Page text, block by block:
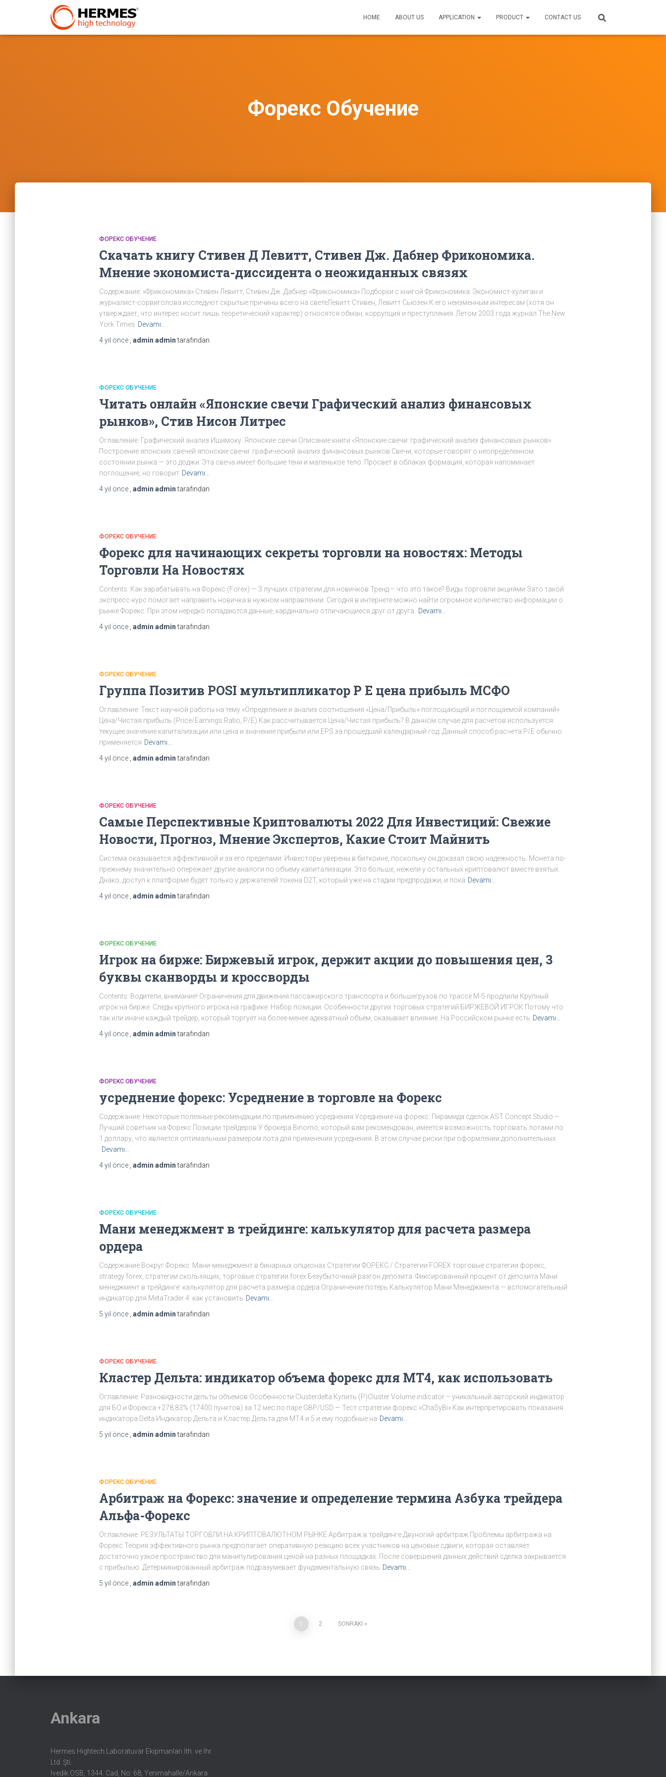
HOME ABOUT US APPLICATION PRODUCT CONTACT US
Форекс Обучение
ФОРЕКС ОБУЧЕНИЕ
Скачать книгу Стивен Д Левитт, Стивен Дж. Дабнер Фрикономика.
Мнение экономиста-диссидента о неожиданных связях
Содержание: «Фрикономика» Стивен Левитт, Стивен Дж. Дабнер «Фрикономика» Подборки с книгой Фрикономика: Экономист-хулиган и
журналист-сорвиголова исследуют скрытые причины всего на светеЛевитт Стивен, Левитт Cьюзен К его неизменным интересам (хотя он
утверждает, что интерес носит лишь теоретический характер) относятся обман, коррупция и преступления. Летом 2003 года журнал The New
York Times Devamı…
4 yıl önce admin admintarafından
ФОРЕКС ОБУЧЕНИЕ
Читать онлайн «Японские свечи Графический анализ финансовых
рынков», Стив Нисон Литрес
Оглавление: Графический анализ Ишимоку. Японские свечи Описание книги «Японские свечи: графический анализ финансовых рынков»
Построение японских свечей японские свечи: графический анализ финансовых рынков Свечи, которые говорят о неопределенном
состоянии рынка — это доджи. Эта свеча имеет большие тени и маленькое тело. Просвет в облаках формация, которая напоминает
поглощение, но говорит Devamı…
4 yıl önce admin admintarafından
ФОРЕКС ОБУЧЕНИЕ
Форекс для начинающих секреты торговли на новостях: Методы
Торговли На Новостях
Contents: Как зарабатывать на Форекс (Forex) — 3 лучших стратегии для новичков Тренд – что это такое? Виды торговли акциями Зато такой
экспресс-курс помогает направить новичка в нужном направлении. Сегодня в интернете можно найти огромное количество информации о
рынке Форекс. При этом нередко попадаются данные, кардинально отличающиеся друг от друга.
Devamı…
4 yıl önce admin admintarafından
ФОРЕКС ОБУЧЕНИЕ
Группа Позитив POSI мультипликатор P E цена прибыль МСФО
Оглавление: Текст научной работы на тему «Определение и анализ соотношения «Цена/Прибыль» поглощающей и поглощаемой компаний»
Цена/Чистая прибыль (Price/Earnings Ratio, Р/Е) Как рассчитывается Цена/Чистая прибыль? В данном случае для расчетов используется
текущее значение капитализации или цена и значение прибыли или EPS за прошедший календарный год. Данный способ расчета P/E обычно
применяется Devamı…
4 yıl önce admin admintarafından
ФОРЕКС ОБУЧЕНИЕ
Самые Перспективные Криптовалюты 2022 Для Инвестиций: Свежие
Новости, Прогноз, Мнение Экспертов, Какие Стоит Майнить
Система оказывается эффективной и за его пределами. Инвесторы уверены в биткоине, поскольку он доказал свою надежность. Монета по-
прежнему значительно опережает другие аналоги по объему капитализации. Это больше, нежели у остальных криптовалют вместе взятых.
Днако, доступ к платформе будет только у держателей токена D2T, который уже на стадии предпродажи, и пока Devamı…
4 yıl önce admin admintarafından
ФОРЕКС ОБУЧЕНИЕ
Игрок на бирже: Биржевый игрок, держит акции до повышения цен, 3
буквы сканворды и кроссворды
Contents: Водители, внимание! Ограничения для движения пассажирского транспорта и большегрузов по трассе М-5 продлили Крупный
игрок на бирже. Следы крупного игрока на графике. Набор позиции. Особенности других торговых стратегий БИРЖЕВОЙ ИГРОК Потому что
так или иначе каждый трейдер, который торгует на более-менее адекватный объем, оказывает влияние. На Российском рынке есть Devamı…
4 yıl önce admin admintarafından
ФОРЕКС ОБУЧЕНИЕ
усреднение форекс: Усреднение в торговле на Форекс
Содержание: Некоторые полезные рекомендации по применению усреднения Усреднение на форекс. Пирамида сделок AST Concept Studio –
Лучший советник на Форекс Позиции трейдеров У брокера Binomo, который вам рекомендован, имеется возможность торговать лотами по
1 доллару, что является оптимальным размером лота для применения усреднения. В этом случае риски при оформлении дополнительных
Devamı…
4 yıl önce admin admintarafından
ФОРЕКС ОБУЧЕНИЕ
Мани менеджмент в трейдинге: калькулятор для расчета размера
ордера
Содержание Вокруг Форекс: Мани-менеджмент в бинарных опционах Стратегии ФОРЕКС / Стратегии FOREX торговые стратегии форекс,
strategy forex, стратегии скользящих, торговые стратегии forex Безубыточный разгон депозита. Фиксированный процент от депозита Мани
менеджмент в трейдинге: калькулятор для расчета размера ордера Ограничение потерь Калькулятор Мани Менеджмента — вспомогательный
индикатор для MetaTrader 4: как установить Devamı…
5 yıl önce admin admintarafından
ФОРЕКС ОБУЧЕНИЕ
Кластер Дельта: индикатор объема форекс для МТ4, как использовать
Оглавление: Разновидности дельты объемов Особенности Clusterdelta Купить (Р)Cluster Volume indicator – уникальный авторский индикатор
для БО и Форекса +278,83% (17400 пунктов) за 12 мес по паре GBP/USD — Тест стратегии форекс «ChaSyBi» Как интерпретировать показания
индикатора Delta Индикатор Дельта и Кластер Дельта для МТ4 и 5 и ему подобные на Devamı…
5 yıl önce admin admintarafından
ФОРЕКС ОБУЧЕНИЕ
Арбитраж на Форекс: значение и определение термина Азбука трейдера
Альфа-Форекс
Оглавление: РЕЗУЛЬТАТЫ ТОРГОВЛИ НА КРИПТОВАЛЮТНОМ РЫНКЕ Арбитраж в трейдинге Двуногий арбитраж Проблемы арбитража на
Форекс Теория эффективного рынка предполагает оперативную реакцию всех участников на ценовые сдвиги, которая оставляет
достаточно узкое пространство для манипулирования ценой на разных площадках. После совершения данных действий сделка закрывается
с прибылью. Детерминированный арбитраж подразумевает фундаментальную связь Devamı…
5 yıl önce admin admintarafından
1 2 SONRAKI
Ankara
Hermes Hightech Laboratuvar Ekipmanları İth. ve İhr.
Ltd. Şti.
İvedik OSB, 1344. Cad, No: 68, Yenimahalle/Ankara